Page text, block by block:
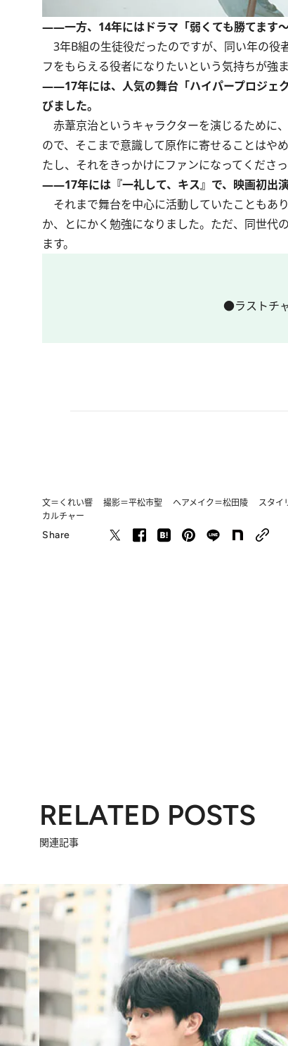
――一方、14年にはドラマ「弱くても勝てます
3年B組の生徒役だったのですが、同い年の役
フをもらえる役者になりたいという気持ちが強
――17年には、人気の舞台「ハイパープロジェ
びました。
赤葦京治というキャラクターを演じるために
ので、そこまで意識して原作に寄せることはや
たし、それをきっかけにファンになってくださ
――17年には『一礼して、キス』で、映画初出演
それまで舞台を中心に活動していたこともあ
か、とにかく勉強になりました。ただ、同世代
ます。
●ラストチ
文＝くれい響 撮影＝平松市聖 ヘアメイク＝松田陵 スタイ
カルチャー
Share
RELATED POSTS
関連記事